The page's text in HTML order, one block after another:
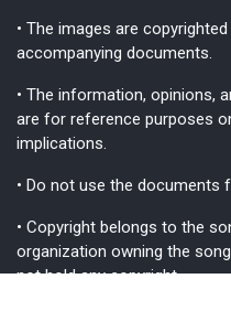
• The images are
accompanying documents.
• The information, opinions,
are for reference purposes
implications.
• Do not use the documents
• Copyright belongs to the
organization owning the
not hold any copyright.